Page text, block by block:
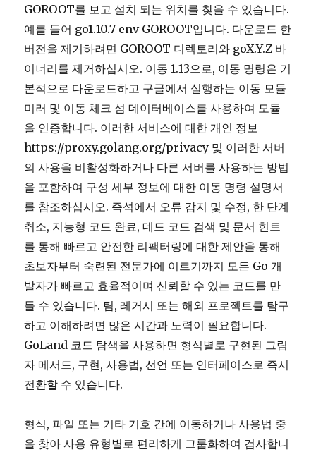
GOROOT를 보고 설치 되는 위치를 찾을 수 있습니다.
예를 들어 go1.10.7 env GOROOT입니다. 다운로드 한
버전을 제거하려면 GOROOT 디렉토리와 goX.Y.Z 바
이너리를 제거하십시오. 이동 1.13으로, 이동 명령은 기
본적으로 다운로드하고 구글에서 실행하는 이동 모듈
미러 및 이동 체크 섬 데이터베이스를 사용하여 모듈
을 인증합니다. 이러한 서비스에 대한 개인 정보
https://proxy.golang.org/privacy 및 이러한 서버
의 사용을 비활성화하거나 다른 서버를 사용하는 방법
을 포함하여 구성 세부 정보에 대한 이동 명령 설명서
를 참조하십시오. 즉석에서 오류 감지 및 수정, 한 단계
취소, 지능형 코드 완료, 데드 코드 검색 및 문서 힌트
를 통해 빠르고 안전한 리팩터링에 대한 제안을 통해
초보자부터 숙련된 전문가에 이르기까지 모든 Go 개
발자가 빠르고 효율적이며 신뢰할 수 있는 코드를 만
들 수 있습니다. 팀, 레거시 또는 해외 프로젝트를 탐구
하고 이해하려면 많은 시간과 노력이 필요합니다.
GoLand 코드 탐색을 사용하면 형식별로 구현된 그림
자 메서드, 구현, 사용법, 선언 또는 인터페이스로 즉시
전환할 수 있습니다.
형식, 파일 또는 기타 기호 간에 이동하거나 사용법 중
을 찾아 사용 유형별로 편리하게 그룹화하여 검사합니